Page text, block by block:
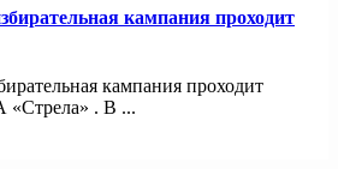
кампания проходит
кампания проходит
«Стрела» . В ...